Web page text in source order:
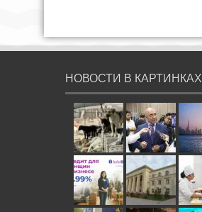
НОВОСТИ В КАРТИНКАХ